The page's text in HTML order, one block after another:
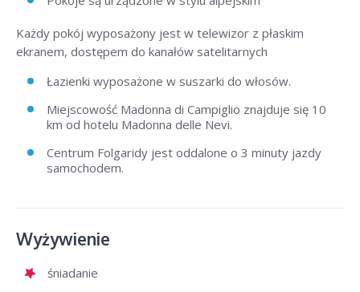
Każdy pokój wyposażony jest w telewizor z płaskim
ekranem, dostępem do kanałów satelitarnych
Łazienki wyposażone w suszarki do włosów.
Miejscowość Madonna di Campiglio znajduje się 10
km od hotelu Madonna delle Nevi.
Centrum Folgaridy jest oddalone o 3 minuty jazdy
samochodem.
Wyżywienie
śniadanie